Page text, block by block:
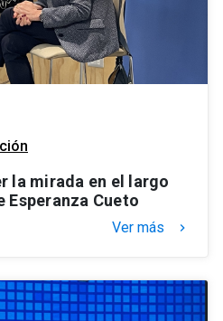
la mirada en el largo
Esperanza Cueto
Ver más keyboard_arrow_right